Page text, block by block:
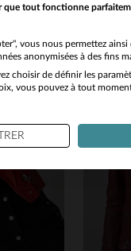
to be redirected to
No
Yes
que tout fonctionne
vous nous permettez
anonymisées à des fins
choisir de définir les
vous pouvez à tout